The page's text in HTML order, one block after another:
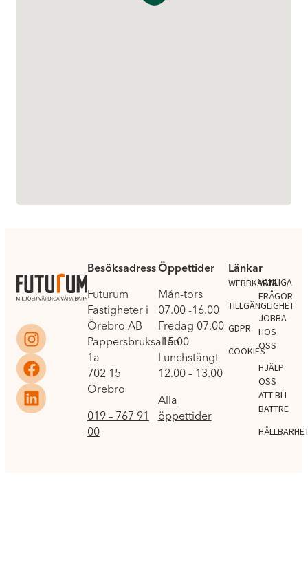
Besöksadress
Futurum
Fastigheter i
Örebro AB
Pappersbruksallén
1a
702 15
Örebro
019 – 767 91
00
Öppettider
Mån-tors
07.00 -16.00
Fredag 07.00
-15.00
Lunchstängt
12.00 – 13.00
Alla
öppettider
Länkar
WEBBKARTA
TILLGÄNGLIGHET
GDPR
COOKIES
.
VANLIGA
FRÅGOR
JOBBA
HOS
OSS
HJÄLP
OSS
ATT BLI
BÄTTRE